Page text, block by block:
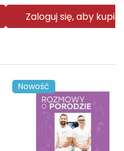
Zaloguj się, aby kupić
Nowość